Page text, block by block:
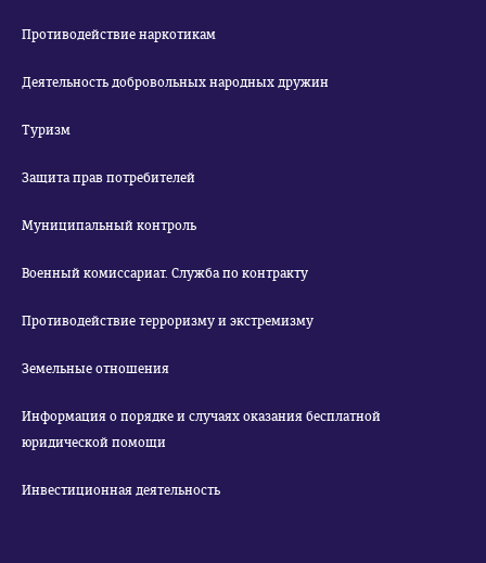
Противодействие наркотикам
Деятельность добровольных народных дружин
Туризм
Защита прав потребителей
Муниципальный контроль
Военный комиссариат. Служба по контракту
Противодействие терроризму и экстремизму
Земельные отношения
Информация о порядке и случаях оказания бесплатной
юридической помощи
Инвестиционная деятельность